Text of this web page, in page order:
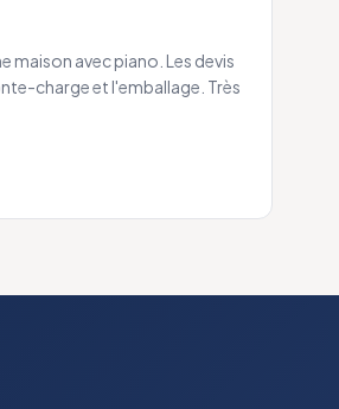
maison avec piano. Les devis
charge et l'emballage. Très